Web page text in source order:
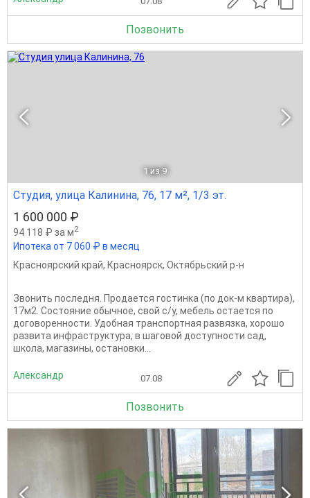
Позвонить
1 из 9
Студия, улица Калинина, 76, 17 м², 1/3 эт.
1 600 000 ₽
94 118 ₽ за м2
Ипотека от 7 060 ₽ в месяц
Красноярский край, Красноярск, Октябрьский р-н
Звонить последня. Продается гостинка (по док-м квартира),
17м2. Состояние обычное, свой с/у, мебель остается по
договоренности. Удобная транспортная развязка, хорошо
развита инфраструктура, в шаговой доступности сад,
школа, магазины, остановки...
Александр 07.08
Позвонить